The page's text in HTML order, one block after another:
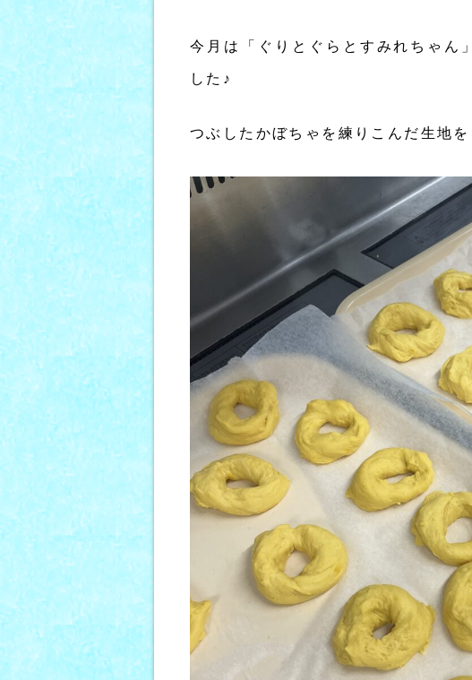
今月は「ぐりとぐらとすみれちゃん
した♪
つぶしたかぼちゃを練りこんだ生地